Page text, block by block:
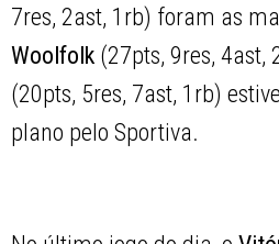
7res, 2ast, 1rb) foram as
Woolfolk (27pts, 9res, 4ast,
(20pts, 5res, 7ast, 1rb)
plano pelo Sportiva.